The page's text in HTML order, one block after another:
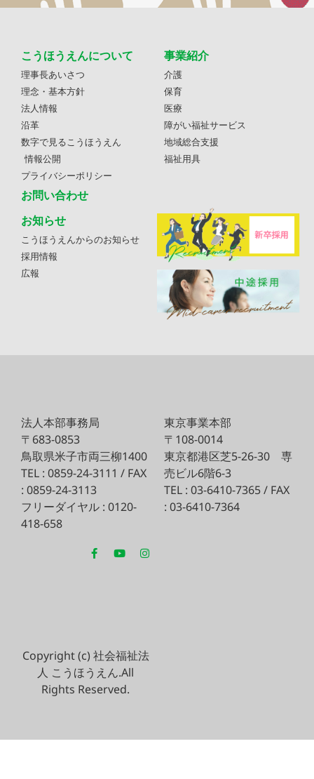
こうほうえんについて
理事長あいさつ
理念・基本方針
法人情報
沿革
数字で見るこうほうえん
情報公開
プライバシーポリシー
お問い合わせ
事業紹介
介護
保育
医療
障がい福祉サービス
地域総合支援
福祉用具
お知らせ
こうほうえんからのお知らせ
採用情報
広報
法人本部事務局
〒683-0853
鳥取県米子市両三柳1400
TEL : 0859-24-3111 / FAX
: 0859-24-3113
フリーダイヤル : 0120-
418-658
東京事業本部
〒108-0014
東京都港区芝5-26-30 専
売ビル6階6-3
TEL : 03-6410-7365 / FAX
: 03-6410-7364
Copyright (c) 社会福祉法
人 こうほうえん.All
Rights Reserved.